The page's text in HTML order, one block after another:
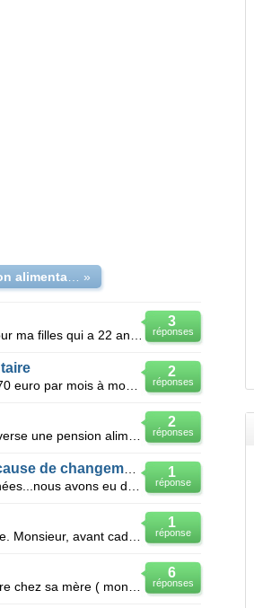
versement d une pension alimentaire pour mes 2 filles a leur mére »
3
réponses
2
réponses
Depuis 1997 je verse une pension alimentaire de 270 euro par mois à mon ex femme pour mes 2 enfants
2
réponses
1
réponse
Je désire arrêter ma pension alimentaire à cause de changements
1
réponse
6
réponses